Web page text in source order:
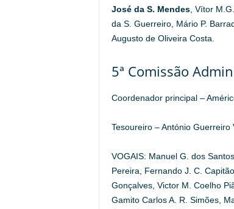
José da S. Mendes, Vítor
da S. Guerreiro, Mário P.
Augusto de Oliveira Costa.
5ª Comissão
Coordenador principal –
Tesoureiro – António
VOGAIS: Manuel G. dos
Pereira, Fernando J. C.
Gonçalves, Victor M. Coelho
Gamito Carlos A. R. Simões,